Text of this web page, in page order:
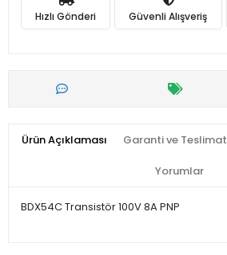
Hızlı Gönderi Güvenli Alışveriş
Ürün Açıklaması Garanti ve Teslimat
Yorumlar
BDX54C Transistör 100V 8A PNP